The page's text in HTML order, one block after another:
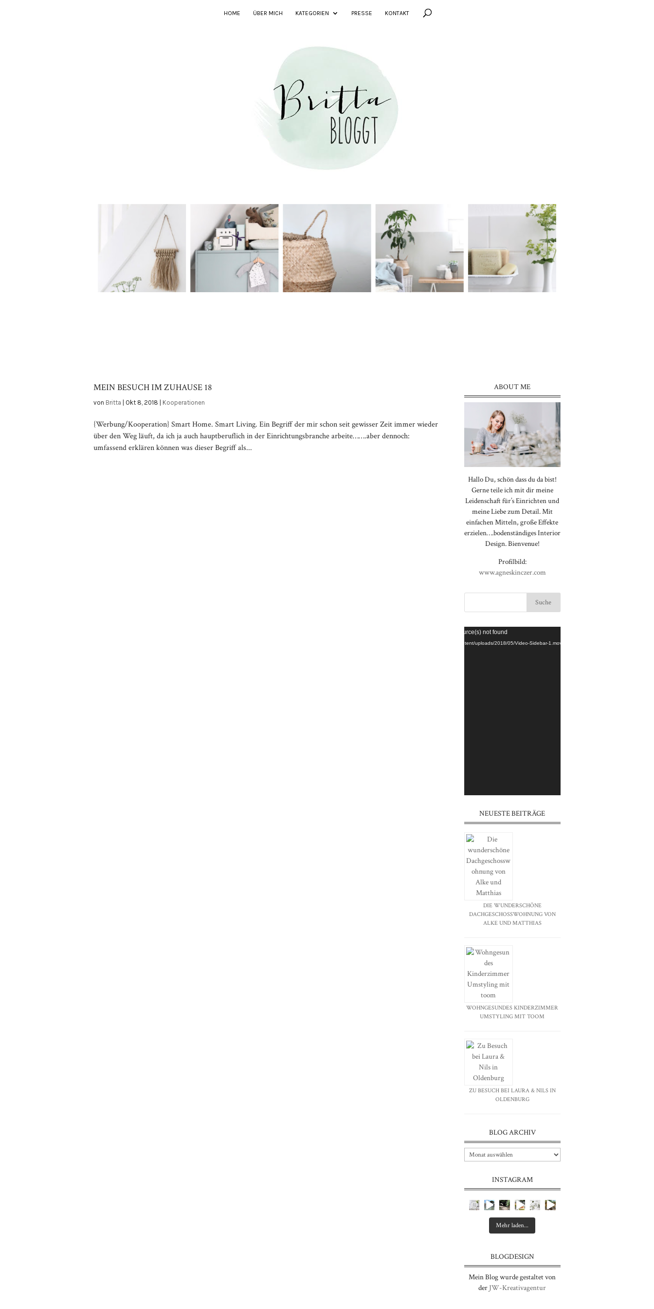
HOME ÜBER MICH KATEGORIEN PRESSE KONTAKT
MEIN BESUCH IM ZUHAUSE 18
von Britta Okt 8, 2018 Kooperationen
{Werbung/Kooperation} Smart Home. Smart Living. Ein Begriff der mir schon seit gewisser Zeit immer wieder
über den Weg läuft, da ich ja auch hauptberuflich in der Einrichtungsbranche arbeite…….aber dennoch:
umfassend erklären können was dieser Begriff als...
ABOUT ME
Hallo Du, schön dass du da bist!
Gerne teile ich mit dir meine
Leidenschaft für’s Einrichten und
meine Liebe zum Detail. Mit
einfachen Mitteln, große Effekte
erzielen….bodenständiges Interior
Design. Bienvenue!
Profilbild:
www.agneskinczer.com
Video-
Player
Media error: Format(s) not supported or source(s) not found
Datei herunterladen: https://brittabloggt.de/wp-content/uploads/2018/05/Video-Sidebar-1.mov
⠀⠀⠀⠀⠀⠀⠀⠀⠀⠀⠀⠀⠀⠀⠀⠀⠀⠀
⠀⠀⠀⠀⠀⠀⠀⠀⠀⠀⠀⠀⠀⠀⠀⠀⠀⠀
NEUESTE BEITRÄGE
DIE WUNDERSCHÖNE
DACHGESCHOSSWOHNUNG VON
ALKE UND MATTHIAS
WOHNGESUNDES KINDERZIMMER
UMSTYLING MIT TOOM
ZU BESUCH BEI LAURA & NILS IN
OLDENBURG
BLOG ARCHIV
INSTAGRAM
Mehr laden...
BLOGDESIGN
Mein Blog wurde gestaltet von
der JW-Kreativagentur